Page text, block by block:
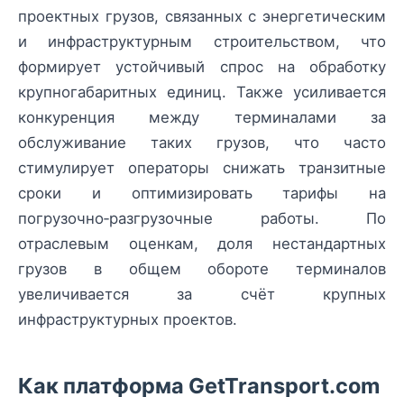
проектных грузов, связанных с энергетическим
и инфраструктурным строительством, что
формирует устойчивый спрос на обработку
крупногабаритных единиц. Также усиливается
конкуренция между терминалами за
обслуживание таких грузов, что часто
стимулирует операторы снижать транзитные
сроки и оптимизировать тарифы на
погрузочно‑разгрузочные работы. По
отраслевым оценкам, доля нестандартных
грузов в общем обороте терминалов
увеличивается за счёт крупных
инфраструктурных проектов.
Как платформа GetTransport.com